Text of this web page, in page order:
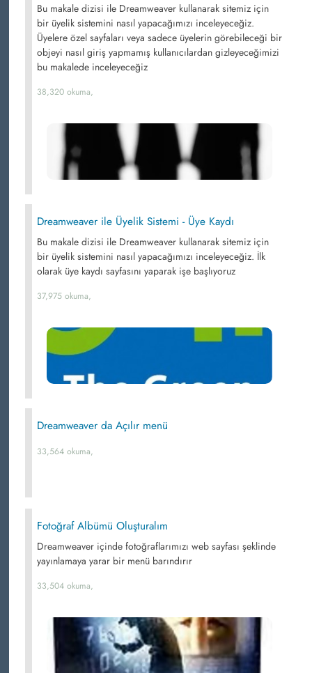
Bu makale dizisi ile Dreamweaver kullanarak sitemiz için
bir üyelik sistemini nasıl yapacağımızı inceleyeceğiz.
Üyelere özel sayfaları veya sadece üyelerin görebileceği bir
objeyi nasıl giriş yapmamış kullanıcılardan gizleyeceğimizi
bu makalede inceleyeceğiz
38,320 okuma,
Dreamweaver ile Üyelik Sistemi - Üye Kaydı
Bu makale dizisi ile Dreamweaver kullanarak sitemiz için
bir üyelik sistemini nasıl yapacağımızı inceleyeceğiz. İlk
olarak üye kaydı sayfasını yaparak işe başlıyoruz
37,975 okuma,
Dreamweaver da Açılır menü
33,564 okuma,
Fotoğraf Albümü Oluşturalım
Dreamweaver içinde fotoğraflarımızı web sayfası şeklinde
yayınlamaya yarar bir menü barındırır
33,504 okuma,